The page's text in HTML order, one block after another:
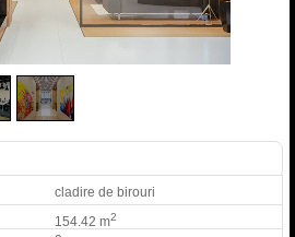
cladire de birouri
154.42 m2